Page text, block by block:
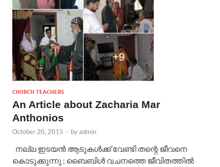
CHURCH TEACHERS
An Article about Zacharia Mar
Anthonios
October 20, 2015 - byadmin
നല്ല ഇടയന്‍ ആടുകള്‍ക്ക് വേണ്ടി തന്റെ ജീവനെ
കൊടുക്കുന്നു ; ബൈബിള്‍ വചനത്തെ ജീവിതത്തില്‍